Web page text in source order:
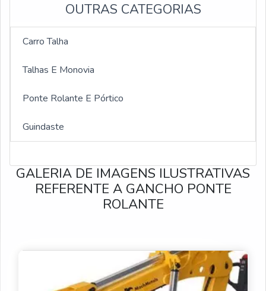
Guincho elétrico 600 kg
Guincho de coluna 300 kg
Guincho hidráulico giratório
Guincho giratorio 2 toneladas
Manutenção de Guindastes Giratórios
Montagens de Guindastes Giratórios
Venda de Peças para Guindastes Giratórios
OUTRAS CATEGORIAS
Carro Talha
Talhas E Monovia
Ponte Rolante E Pórtico
Guindaste
GALERIA DE IMAGENS ILUSTRATIVAS
REFERENTE A GANCHO PONTE
ROLANTE